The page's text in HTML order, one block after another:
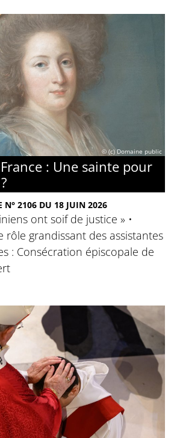
© (c) Domaine public
: Une sainte pour
N° 2106 DU 18 JUIN 2026
ont soif de justice » •
rôle grandissant des assistantes
: Consécration épiscopale de